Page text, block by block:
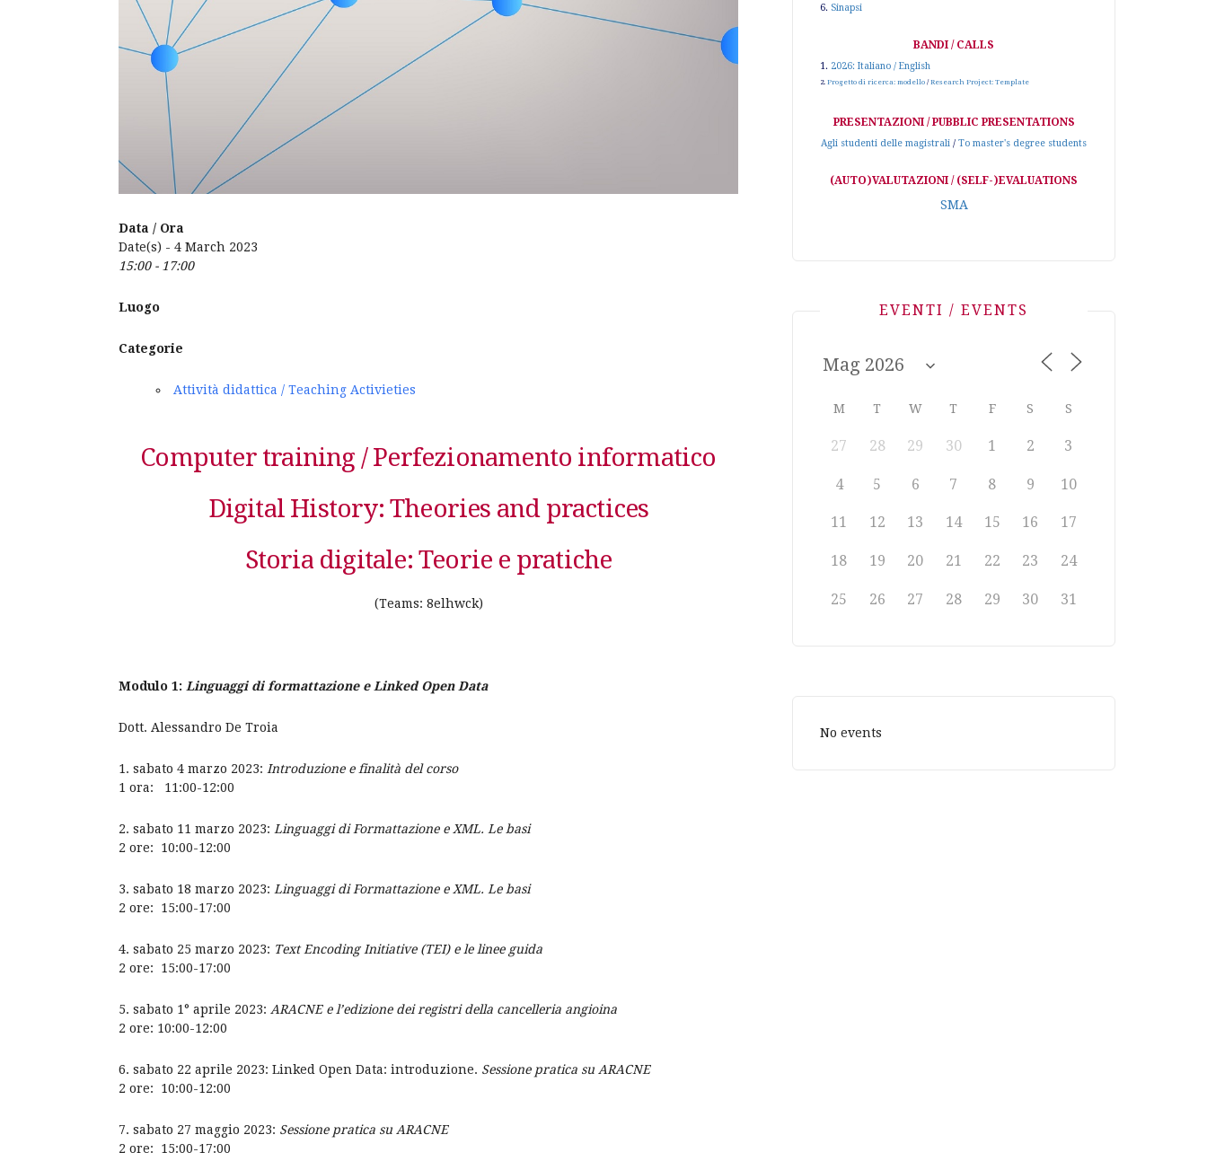
Data / Ora
Date(s) - 4 March 2023
15:00 - 17:00
Luogo
Categorie
Attività didattica / Teaching Activieties
Computer training / Perfezionamento informatico
Digital History: Theories and practices
Storia digitale: Teorie e pratiche
(Teams: 8elhwck)
Modulo 1: Linguaggi di formattazione e Linked Open Data
Dott. Alessandro De Troia
sabato 4 marzo 2023: Introduzione e finalità del corso
1 ora: 11:00-12:00
sabato 11 marzo 2023: Linguaggi di Formattazione e XML. Le basi
2 ore: 10:00-12:00
sabato 18 marzo 2023: Linguaggi di Formattazione e XML. Le basi
2 ore: 15:00-17:00
sabato 25 marzo 2023: Text Encoding Initiative (TEI) e le linee guida
2 ore: 15:00-17:00
sabato 1° aprile 2023: ARACNE e l’edizione dei registri della cancelleria angioina
2 ore: 10:00-12:00
sabato 22 aprile 2023: Linked Open Data: introduzione. Sessione pratica su ARACNE
2 ore: 10:00-12:00
sabato 27 maggio 2023: Sessione pratica su ARACNE
2 ore: 15:00-17:00
6. Sinapsi
BANDI / CALLS
1. 2026: Italiano / English
2. Progetto di ricerca: modello /Research Project: Template
PRESENTAZIONI / PUBBLIC PRESENTATIONS
Agli studenti delle magistrali / To master's degree students
(AUTO)VALUTAZIONI / (SELF-)EVALUATIONS
SMA
EVENTI / EVENTS
M T W T F S S
27 28 29 30 1 2 3
4 5 6 7 8 9 10
11 12 13 14 15 16 17
18 19 20 21 22 23 24
25 26 27 28 29 30 31
No events